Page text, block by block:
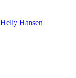
Helly Hansen